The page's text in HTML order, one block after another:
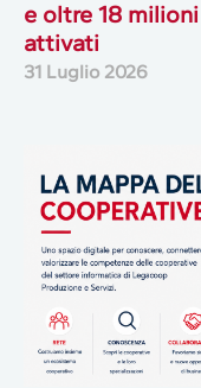
e oltre 18
attivati
31 Luglio 2026